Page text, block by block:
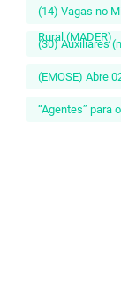
(14) Vagas no
Rural (MADER)
(30) Auxiliares
(EMOSE) Abre
“Agentes” para